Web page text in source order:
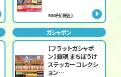
500円(税込)
ガシャポン
【フラットガシャポ
ン】銀魂 まちぼうけ
ステッカーコレクシ
ョン…